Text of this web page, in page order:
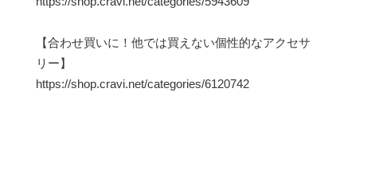
【合わせ買いに！他では買えない個性的なアクセサ
リー】
https://shop.cravi.net/categories/6120742